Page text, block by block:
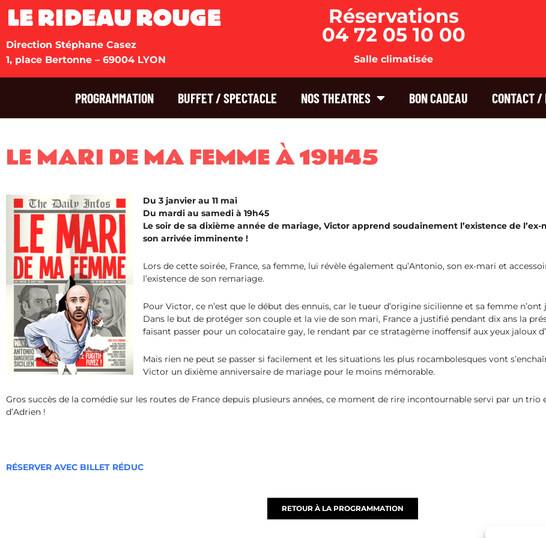
Direction Stéphane Casez
1, place Bertonne – 69004 LYON
Réservations
04 72 05 10 00
Salle climatisée
PROGRAMMATION BUFFET / SPECTACLE NOS THEATRES BON CADEAU CONTACT /
LE MARI DE MA FEMME À 19H45
Du 3 janvier au 11 mai
Du mardi au samedi à 19h45
Le soir de sa dixième année de mariage, Victor apprend soudainement l’existence de
son arrivée imminente !
Lors de cette soirée, France, sa femme, lui révèle également qu’Antonio, son ex-mari et
l’existence de son remariage.
Pour Victor, ce n’est que le début des ennuis, car le tueur d’origine sicilienne et sa femme
Dans le but de protéger son couple et la vie de son mari, France a justifié pendant dix ans la
faisant passer pour un colocataire gay, le rendant par ce stratagème inoffensif aux yeux jaloux
Mais rien ne peut se passer si facilement et les situations les plus rocambolesques vont
Victor un dixième anniversaire de mariage pour le moins mémorable.
Gros succès de la comédie sur les routes de France depuis plusieurs années, ce moment de rire incontournable servi par un trio
d’Adrien !
RÉSERVER AVEC BILLET RÉDUC
RETOUR À LA PROGRAMMATION